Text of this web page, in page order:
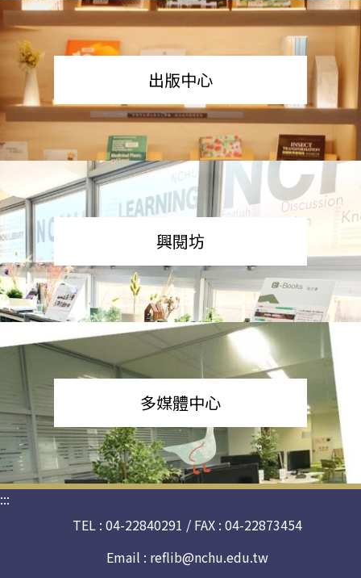
出版中心
興閱坊
多媒體中心
:::
TEL : 04-22840291 / FAX : 04-22873454
Email : reflib@nchu.edu.tw